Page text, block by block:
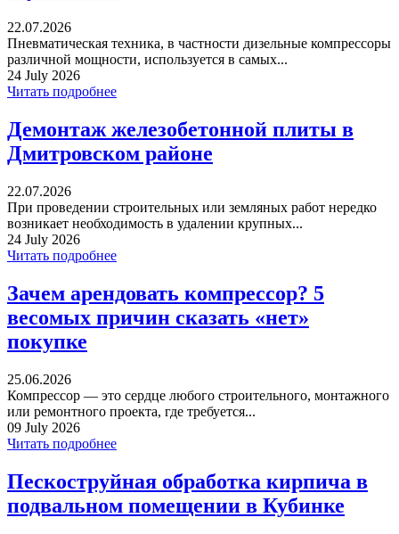
22.07.2026
Пневматическая техника, в частности дизельные компрессоры
различной мощности, используется в самых...
24 July 2026
Читать подробнее
Демонтаж железобетонной плиты в
Дмитровском районе
22.07.2026
При проведении строительных или земляных работ нередко
возникает необходимость в удалении крупных...
24 July 2026
Читать подробнее
Зачем арендовать компрессор? 5
весомых причин сказать «нет»
покупке
25.06.2026
Компрессор — это сердце любого строительного, монтажного
или ремонтного проекта, где требуется...
09 July 2026
Читать подробнее
Пескоструйная обработка кирпича в
подвальном помещении в Кубинке